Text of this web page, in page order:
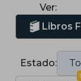
Ver:
Libros
Estado: